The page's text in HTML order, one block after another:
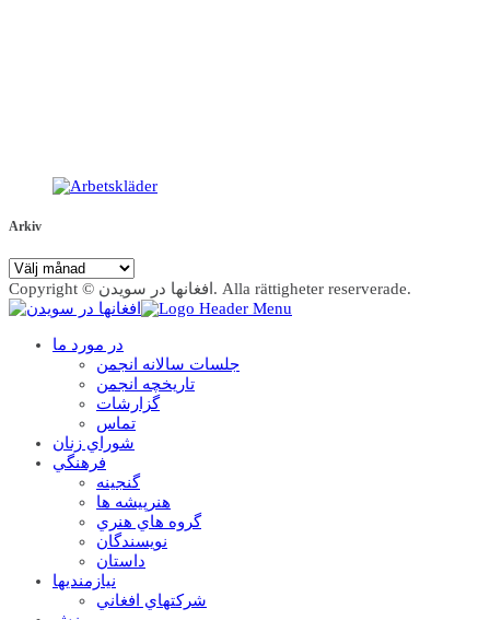
Arkiv
Arkiv
Copyright © افغانها در سویدن. Alla rättigheter reserverade.
در مورد ما
جلسات سالانه انجمن
تاریخچه انجمن
گزارشات
تماس
شوراي زنان
فرهنگي
گنجينه
هنرپيشه ها
گروه هاي هنري
نويسندگان
داستان
نيازمنديها
شرکتهاي افغاني